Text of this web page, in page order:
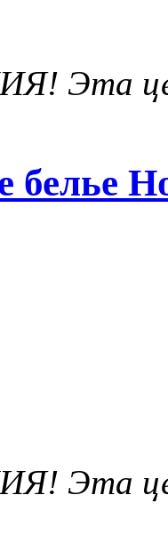
Эта
белье
Эта